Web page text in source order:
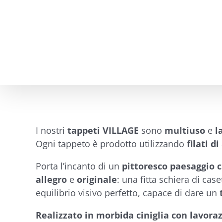
I nostri tappeti VILLAGE sono multiuso e
Ogni tappeto è prodotto utilizzando filati di
Porta l’incanto di un pittoresco paesaggio
allegro e originale: una fitta schiera di
equilibrio visivo perfetto, capace di dare un
Realizzato in morbida ciniglia con